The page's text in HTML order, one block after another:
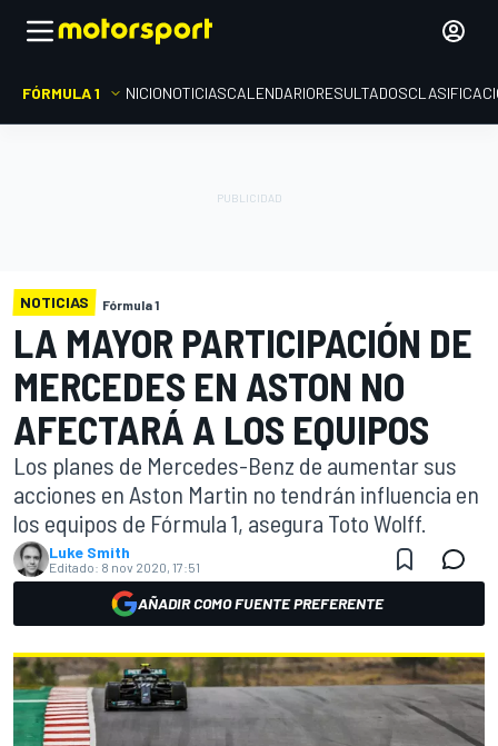
FÓRMULA 1 INICIONOTICIASCALENDARIORESULTADOS
NOTICIAS Fórmula 1
LA MAYOR PARTICIPACIÓN DE
MERCEDES EN ASTON NO
AFECTARÁ A LOS EQUIPOS
Los planes de Mercedes-Benz de aumentar sus
acciones en Aston Martin no tendrán influencia en
los equipos de Fórmula 1, asegura Toto Wolff.
Luke Smith
Editado: 8 nov 2020, 17:51
AÑADIR COMO FUENTE PREFERENTE